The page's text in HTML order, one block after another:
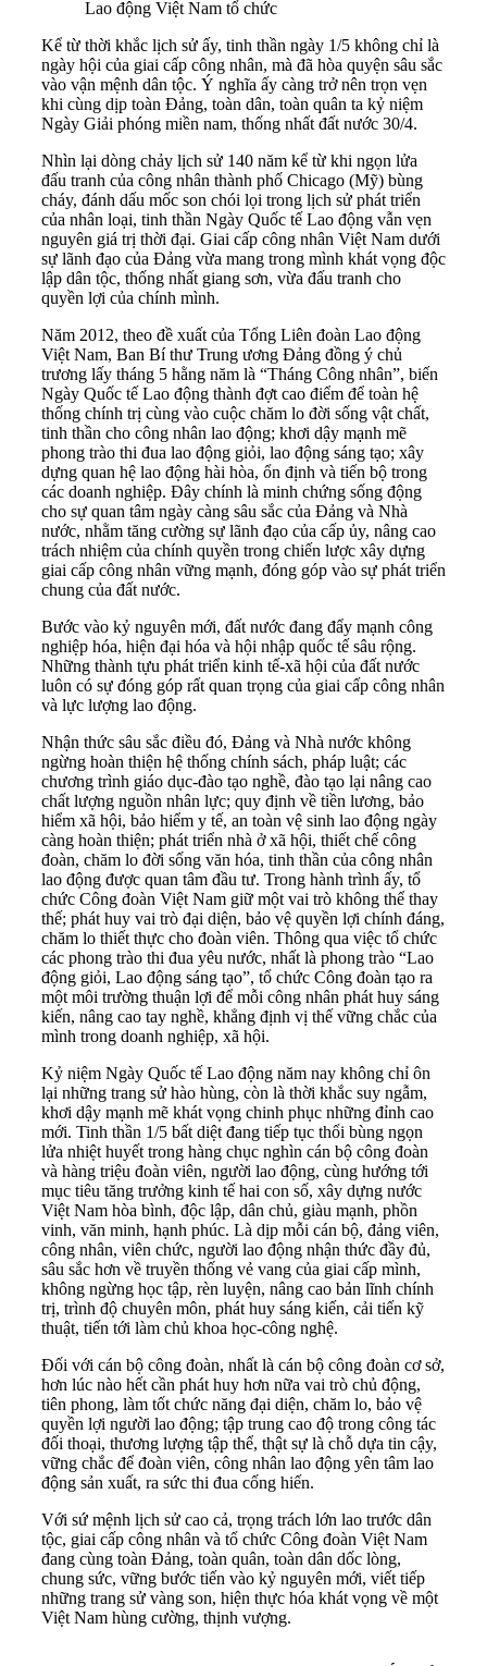
Lao động Việt Nam tổ chức
Kể từ thời khắc lịch sử ấy, tinh thần ngày 1/5 không chỉ là
ngày hội của giai cấp công nhân, mà đã hòa quyện sâu sắc
vào vận mệnh dân tộc. Ý nghĩa ấy càng trở nên trọn vẹn
khi cùng dịp toàn Đảng, toàn dân, toàn quân ta kỷ niệm
Ngày Giải phóng miền nam, thống nhất đất nước 30/4.
Nhìn lại dòng chảy lịch sử 140 năm kể từ khi ngọn lửa
đấu tranh của công nhân thành phố Chicago (Mỹ) bùng
cháy, đánh dấu mốc son chói lọi trong lịch sử phát triển
của nhân loại, tinh thần Ngày Quốc tế Lao động vẫn vẹn
nguyên giá trị thời đại. Giai cấp công nhân Việt Nam dưới
sự lãnh đạo của Đảng vừa mang trong mình khát vọng độc
lập dân tộc, thống nhất giang sơn, vừa đấu tranh cho
quyền lợi của chính mình.
Năm 2012, theo đề xuất của Tổng Liên đoàn Lao động
Việt Nam, Ban Bí thư Trung ương Đảng đồng ý chủ
trương lấy tháng 5 hằng năm là “Tháng Công nhân”, biến
Ngày Quốc tế Lao động thành đợt cao điểm để toàn hệ
thống chính trị cùng vào cuộc chăm lo đời sống vật chất,
tinh thần cho công nhân lao động; khơi dậy mạnh mẽ
phong trào thi đua lao động giỏi, lao động sáng tạo; xây
dựng quan hệ lao động hài hòa, ổn định và tiến bộ trong
các doanh nghiệp. Đây chính là minh chứng sống động
cho sự quan tâm ngày càng sâu sắc của Đảng và Nhà
nước, nhằm tăng cường sự lãnh đạo của cấp ủy, nâng cao
trách nhiệm của chính quyền trong chiến lược xây dựng
giai cấp công nhân vững mạnh, đóng góp vào sự phát triển
chung của đất nước.
Bước vào kỷ nguyên mới, đất nước đang đẩy mạnh công
nghiệp hóa, hiện đại hóa và hội nhập quốc tế sâu rộng.
Những thành tựu phát triển kinh tế-xã hội của đất nước
luôn có sự đóng góp rất quan trọng của giai cấp công nhân
và lực lượng lao động.
Nhận thức sâu sắc điều đó, Đảng và Nhà nước không
ngừng hoàn thiện hệ thống chính sách, pháp luật; các
chương trình giáo dục-đào tạo nghề, đào tạo lại nâng cao
chất lượng nguồn nhân lực; quy định về tiền lương, bảo
hiểm xã hội, bảo hiểm y tế, an toàn vệ sinh lao động ngày
càng hoàn thiện; phát triển nhà ở xã hội, thiết chế công
đoàn, chăm lo đời sống văn hóa, tinh thần của công nhân
lao động được quan tâm đầu tư. Trong hành trình ấy, tổ
chức Công đoàn Việt Nam giữ một vai trò không thể thay
thế; phát huy vai trò đại diện, bảo vệ quyền lợi chính đáng,
chăm lo thiết thực cho đoàn viên. Thông qua việc tổ chức
các phong trào thi đua yêu nước, nhất là phong trào “Lao
động giỏi, Lao động sáng tạo”, tổ chức Công đoàn tạo ra
một môi trường thuận lợi để mỗi công nhân phát huy sáng
kiến, nâng cao tay nghề, khẳng định vị thế vững chắc của
mình trong doanh nghiệp, xã hội.
Kỷ niệm Ngày Quốc tế Lao động năm nay không chỉ ôn
lại những trang sử hào hùng, còn là thời khắc suy ngẫm,
khơi dậy mạnh mẽ khát vọng chinh phục những đỉnh cao
mới. Tinh thần 1/5 bất diệt đang tiếp tục thổi bùng ngọn
lửa nhiệt huyết trong hàng chục nghìn cán bộ công đoàn
và hàng triệu đoàn viên, người lao động, cùng hướng tới
mục tiêu tăng trưởng kinh tế hai con số, xây dựng nước
Việt Nam hòa bình, độc lập, dân chủ, giàu mạnh, phồn
vinh, văn minh, hạnh phúc. Là dịp mỗi cán bộ, đảng viên,
công nhân, viên chức, người lao động nhận thức đầy đủ,
sâu sắc hơn về truyền thống vẻ vang của giai cấp mình,
không ngừng học tập, rèn luyện, nâng cao bản lĩnh chính
trị, trình độ chuyên môn, phát huy sáng kiến, cải tiến kỹ
thuật, tiến tới làm chủ khoa học-công nghệ.
Đối với cán bộ công đoàn, nhất là cán bộ công đoàn cơ sở,
hơn lúc nào hết cần phát huy hơn nữa vai trò chủ động,
tiên phong, làm tốt chức năng đại diện, chăm lo, bảo vệ
quyền lợi người lao động; tập trung cao độ trong công tác
đối thoại, thương lượng tập thể, thật sự là chỗ dựa tin cậy,
vững chắc để đoàn viên, công nhân lao động yên tâm lao
động sản xuất, ra sức thi đua cống hiến.
Với sứ mệnh lịch sử cao cả, trọng trách lớn lao trước dân
tộc, giai cấp công nhân và tổ chức Công đoàn Việt Nam
đang cùng toàn Đảng, toàn quân, toàn dân dốc lòng,
chung sức, vững bước tiến vào kỷ nguyên mới, viết tiếp
những trang sử vàng son, hiện thực hóa khát vọng về một
Việt Nam hùng cường, thịnh vượng.